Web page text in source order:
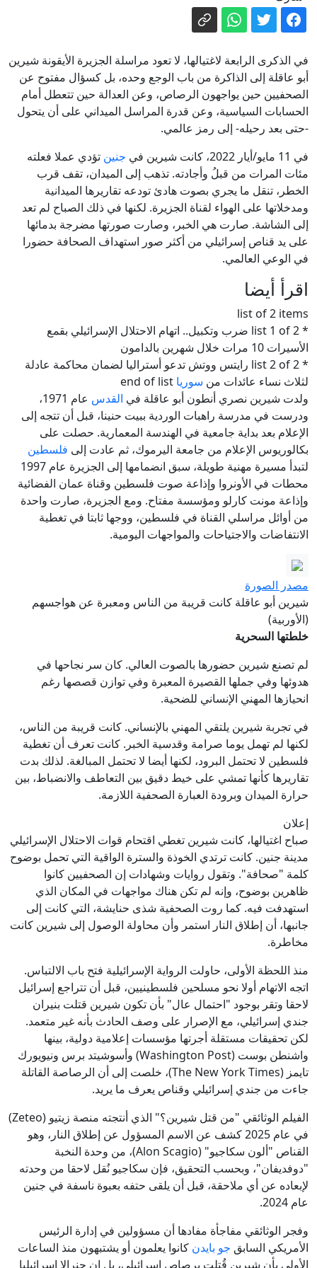
تنكيل وتعذيب في عرض البحر.. شهادات
ناشطي أسطول غزة تفضح الرواية
الإسرائيلية
أصول روسيا المجمدة.. كيف تمول أوروبا
أوكرانيا دون مصادرة الأموال؟
الدفاع الروسية: إسقاط 360 طائرة مسيرة
أوكرانية خلال 12 ساعة
ألمانيا ـ إصلاح التقاعد معركة كسر عظم لا
تحتمل التأجيل
العراق بلا قوات أجنبية بعد 30 أيلول.. ثلاث
حقائق وراء موعد الانسحاب - عاجل
في الذكرى الرابعة لاغتيالها، لا تعود مراسلة الجزيرة الأيقونة شيرين
أبو عاقلة إلى الذاكرة من باب الوجع وحده، بل كسؤال مفتوح عن
الصحفيين حين يواجهون الرصاص، وعن العدالة حين تتعطل أمام
الحسابات السياسية، وعن قدرة المراسل الميداني على أن يتحول
-حتى بعد رحيله- إلى رمز عالمي.
في 11 مايو/أيار 2022، كانت شيرين في
جنين تؤدي عملا فعلته
مئات المرات من قبلُ وأجادته. تذهب إلى الميدان، تقف قرب
الخطر، تنقل ما يجري بصوت هادئ تودعه تقاريرها الميدانية
ومدخلاتها على الهواء لقناة الجزيرة. لكنها في ذلك الصباح لم تعد
إلى الشاشة. صارت هي الخبر، وصارت صورتها مضرجة بدمائها
على يد قناص إسرائيلي من أكثر صور استهداف الصحافة حضورا
في الوعي العالمي.
اقرأ أيضا
list of 2 items
* list 1 of 2 ضرب وتكبيل.. اتهام الاحتلال الإسرائيلي بقمع
الأسيرات 10 مرات خلال شهرين بالدامون
* list 2 of 2 رايتس ووتش تدعو أستراليا لضمان محاكمة عادلة
لثلاث نساء عائدات من سوريا
ولدت شيرين نصري أنطون أبو عاقلة في القدس
عام 1971،
ودرست في مدرسة راهبات الوردية ببيت حنينا، قبل أن تتجه إلى
الإعلام بعد بداية جامعية في الهندسة المعمارية. حصلت على
بكالوريوس الإعلام من جامعة اليرموك، ثم عادت إلى فلسطين
لتبدأ مسيرة مهنية طويلة، سبق انضمامها إلى الجزيرة عام 1997
محطات في الأونروا وإذاعة صوت فلسطين وقناة عمان الفضائية
وإذاعة مونت كارلو ومؤسسة مفتاح. ومع الجزيرة، صارت واحدة
من أوائل مراسلي القناة في فلسطين، ووجها ثابتا في تغطية
الانتفاضات والاجتياحات والمواجهات اليومية.
مصدر الصورة
شيرين أبو عاقلة كانت قريبة من الناس ومعبرة عن هواجسهم
(الأوربية)
خلطتها السحرية
لم تصنع شيرين حضورها بالصوت العالي. كان سر نجاحها في
هدوئها وفي جملها القصيرة المعبرة وفي توازن قصصها رغم
انحيازها المهني الإنساني للضحية.
في تجربة شيرين يلتقي المهني بالإنساني. كانت قريبة من الناس،
لكنها لم تهمل يوما صرامة وقدسية الخبر. كانت تعرف أن تغطية
فلسطين لا تحتمل البرود، لكنها أيضا لا تحتمل المبالغة. لذلك بدت
تقاريرها كأنها تمشي على خيط دقيق بين التعاطف والانضباط، بين
حرارة الميدان وبرودة العبارة الصحفية اللازمة.
إعلان
صباح اغتيالها، كانت شيرين تغطي اقتحام قوات الاحتلال الإسرائيلي
مدينة جنين. كانت ترتدي الخوذة والسترة الواقية التي تحمل بوضوح
كلمة "صحافة". وتقول روايات وشهادات إن الصحفيين كانوا
ظاهرين بوضوح، وإنه لم تكن هناك مواجهات في المكان الذي
استهدفت فيه. كما روت الصحفية شذى حنايشة، التي كانت إلى
جانبها، أن إطلاق النار استمر وأن محاولة الوصول إلى شيرين كانت
مخاطرة.
منذ اللحظة الأولى، حاولت الرواية الإسرائيلية فتح باب الالتباس.
اتجه الاتهام أولا نحو مسلحين فلسطينيين، قبل أن تتراجع إسرائيل
لاحقا وتقر بوجود "احتمال عال" بأن تكون شيرين قتلت بنيران
جندي إسرائيلي، مع الإصرار على وصف الحادث بأنه غير متعمد.
لكن تحقيقات مستقلة أجرتها مؤسسات إعلامية دولية، بينها
واشنطن بوست (Washington Post) وأسوشيتد برس ونيويورك
تايمز (The New York Times)، خلصت إلى أن الرصاصة القاتلة
جاءت من جندي إسرائيلي وقناص يعرف ما يريد.
الفيلم الوثائقي "من قتل شيرين؟" الذي أنتجته منصة زيتيو (Zeteo)
في عام 2025 كشف عن الاسم المسؤول عن إطلاق النار، وهو
القناص "ألون سكاجيو" (Alon Scagio)، من وحدة النخبة
"دوفديفان"، وبحسب التحقيق، فإن سكاجيو نُقل لاحقا من وحدته
لإبعاده عن أي ملاحقة، قبل أن يلقى حتفه بعبوة ناسفة في جنين
عام 2024.
وفجر الوثائقي مفاجأة مفادها أن مسؤولين في إدارة الرئيس
الأمريكي السابق جو بايدن كانوا يعلمون أو يشتبهون منذ الساعات
الأولى بأن شيرين قُتلت برصاص إسرائيلي، بل إن جنرالا إسرائيليا